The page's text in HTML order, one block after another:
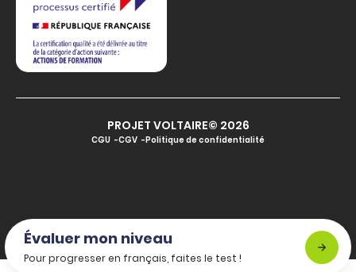
Évaluer mon niveau
Pour progresser en français, faites le test !
PROJET VOLTAIRE© 2026
CGU CGV Politique de confidentialité